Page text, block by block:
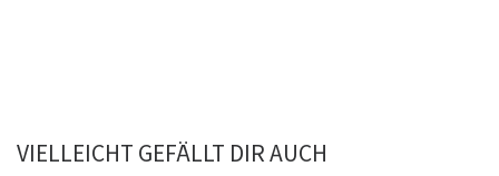
VIELLEICHT GEFÄLLT DIR AUCH